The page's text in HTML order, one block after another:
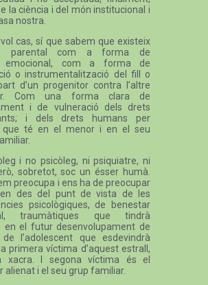
la ciència i del món institucional i
nostra.
cas, sí que sabem que existeix
parental com a forma de
emocional, com a forma de
o instrumentalització del fill o
d’un progenitor contra l’altre
Com una forma clara de
i de vulneració dels drets
i dels drets humans per
que té en el menor i en el seu
i no psicòleg, ni psiquiatre, ni
sobretot, soc un ésser humà.
preocupa i ens ha de preocupar
des del punt de vista de les
psicològiques, de benestar
traumàtiques que tindrà
en el futur desenvolupament de
l’adolescent que esdevindrà
primera víctima d’aquest estrall,
xacra. I segona víctima és el
alienat i el seu grup familiar.